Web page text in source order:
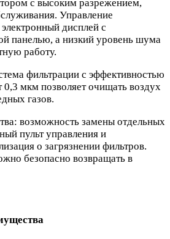
с высоким разрежением,
Управление
дисплей с
панелью, а низкий уровень шума
работу.
фильтрации с эффективностью
0,3 мкм позволяет очищать воздух
газов.
возможность замены отдельных
пульт управления и
о загрязнении фильтров.
безопасно возвращать в